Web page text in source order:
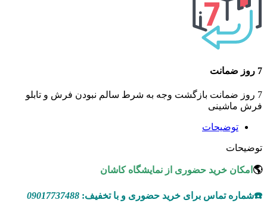
7 روز ضمانت
7 روز ضمانت بازگشت وجه به شرط سالم نبودن فرش و تابلو
فرش ماشینی
توضیحات
توضیحات
🌎 امکان خرید حضوری از نمایشگاه کاشان
☎️شماره تماس برای خرید حضوری و با تخفیف: 09017737488